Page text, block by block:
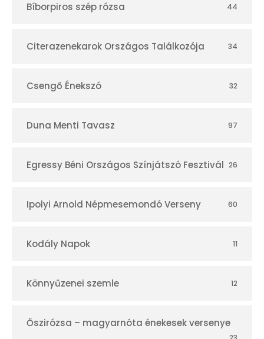
Bíborpiros szép rózsa 44
Citerazenekarok Országos Találkozója 34
Csengő Énekszó 32
Duna Menti Tavasz 97
Egressy Béni Országos Színjátszó Fesztivál 26
Ipolyi Arnold Népmesemondó Verseny 60
Kodály Napok 11
Könnyűzenei szemle 12
Őszirózsa – magyarnóta énekesek versenye